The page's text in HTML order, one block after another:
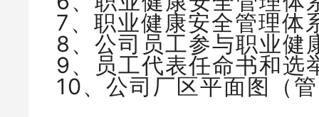
7、职业健康安全管理体
8、公司员工参与职业健
9、员工代表任命书和选
10、公司厂区平面图（